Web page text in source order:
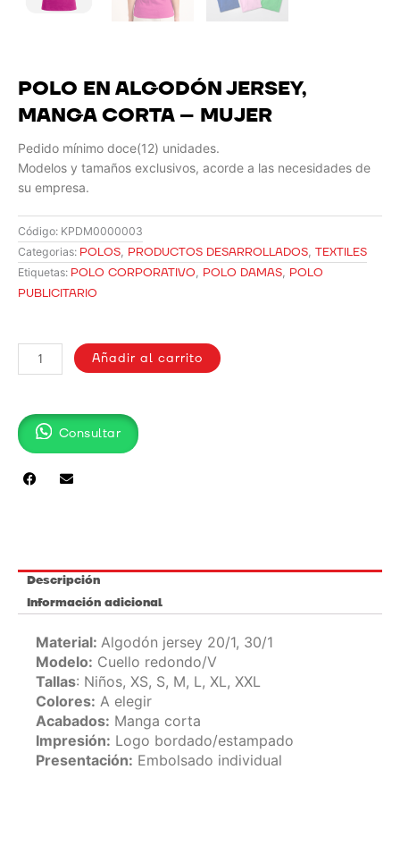
POLO EN ALGODÓN JERSEY,
MANGA CORTA – MUJER
Pedido mínimo doce(12) unidades.
Modelos y tamaños exclusivos, acorde a las necesidades de
su empresa.
Código: KPDM0000003
Categorias: POLOS, PRODUCTOS DESARROLLADOS, TEXTILES
Etiquetas: POLO CORPORATIVO, POLO DAMAS, POLO
PUBLICITARIO
ALGODÓN
MANGA
CORTA
MUJER
Añadir al carrito
Consultar
Descripción
Información adicional
Material: Algodón jersey 20/1, 30/1
Modelo: Cuello redondo/V
Tallas: Niños, XS, S, M, L, XL, XXL
Colores: A elegir
Acabados: Manga corta
Impresión: Logo bordado/estampado
Presentación: Embolsado individual